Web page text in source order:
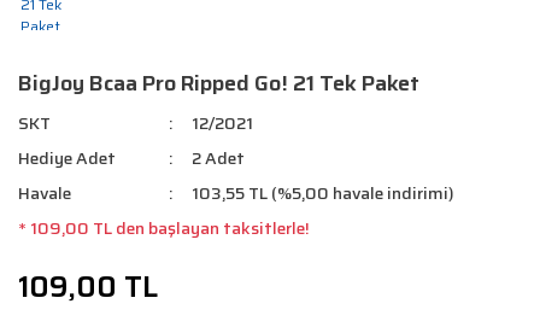
BigJoy Bcaa Pro Ripped Go! 21 Tek Paket
SKT
12/2021
Hediye Adet
2 Adet
Havale
103,55 TL (%5,00 havale indirimi)
* 109,00 TL den başlayan taksitlerle!
109,00 TL